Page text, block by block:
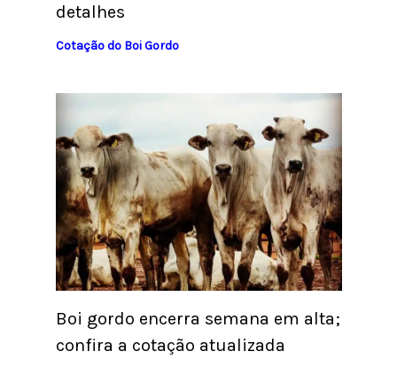
detalhes
Cotação do Boi Gordo
Boi gordo encerra semana em alta;
confira a cotação atualizada